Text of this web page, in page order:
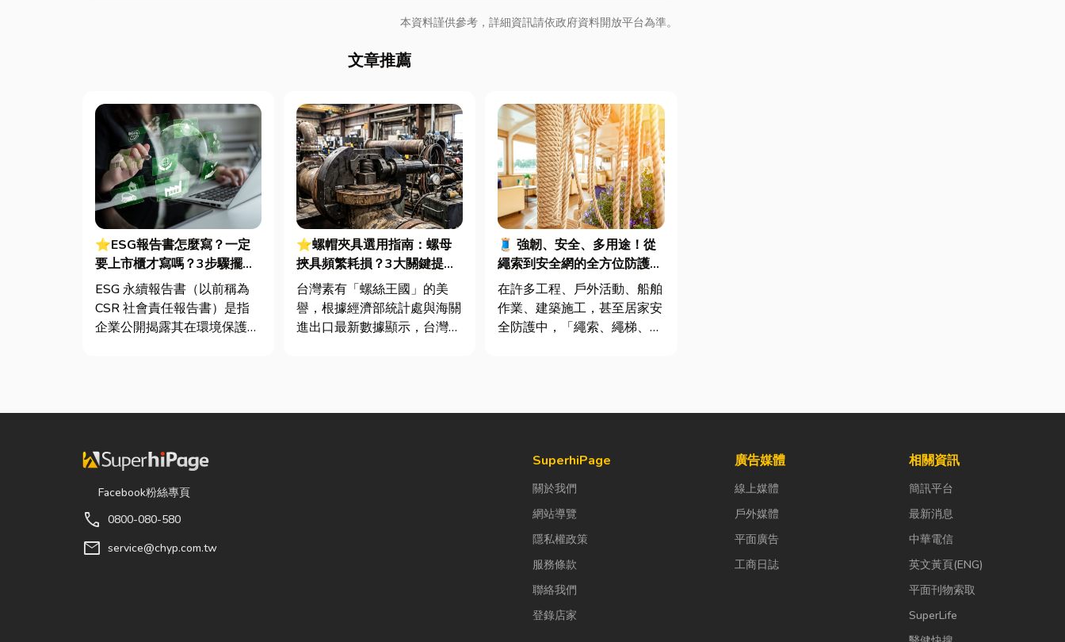
本資料謹供參考，詳細資訊請依政府資料開放平台為準。
文章推薦
⭐ESG報告書怎麼寫？一定
要上市櫃才寫嗎？3步驟擺脫
綠色轉型焦慮
ESG 永續報告書（以前稱為
CSR 社會責任報告書）是指
企業公開揭露其在環境保護
司，為...
⭐螺帽夾具選用指南：螺母
挾具頻繁耗損？3大關鍵提升
扣件成型良率與壽命
台灣素有「螺絲王國」的美
譽，根據經濟部統計處與海關
進出口最新數據顯示，台灣扣
🧵 強韌、安全、多用途！從
繩索到安全網的全方位防護應
用指南
在許多工程、戶外活動、船舶
作業、建築施工，甚至居家安
全防護中，「繩索、繩梯、安
具備高強...
Facebook粉絲專頁
call 0800-080-580
mail service@chyp.com.tw
SuperhiPage
關於我們
網站導覽
隱私權政策
服務條款
聯絡我們
登錄店家
廣告媒體
線上媒體
戶外媒體
平面廣告
工商日誌
相關資訊
簡訊平台
最新消息
中華電信
英文黃頁(ENG)
平面刊物索取
SuperLife